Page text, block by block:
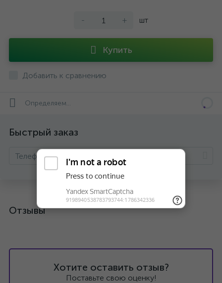
- + шт
Купить
Добавить к сравнению
Определяем...
Быстрый заказ
Отзывы
Хотите оставить отзыв?
Поставьте свою оценку!